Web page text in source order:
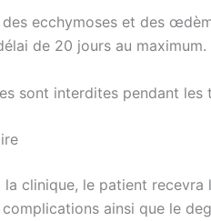
des ecchymoses et des
de 20 jours au maximum.
sont interdites pendant
clinique, le patient
ainsi que le